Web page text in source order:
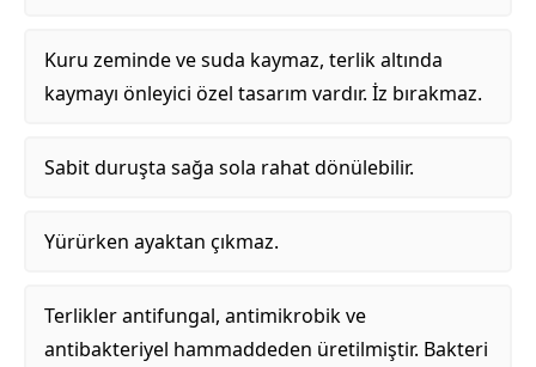
Kuru zeminde ve suda kaymaz, terlik altında
kaymayı önleyici özel tasarım vardır. İz bırakmaz.
Sabit duruşta sağa sola rahat dönülebilir.
Yürürken ayaktan çıkmaz.
Terlikler antifungal, antimikrobik ve
antibakteriyel hammaddeden üretilmiştir. Bakteri